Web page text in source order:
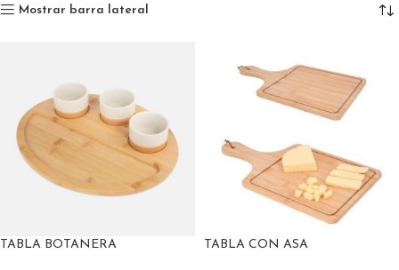
Mostrar barra lateral
TABLA BOTANERA TABLA CON ASA